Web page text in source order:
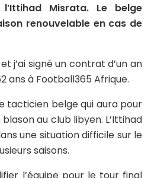
Misrata. Le belge
renouvelable en cas de
j’ai signé un contrat d’un an
ans à Football365 Afrique.
tacticien belge qui aura pour
au club libyen. L’Ittihad
une situation difficile sur le
saisons.
l’équipe pour le tour final